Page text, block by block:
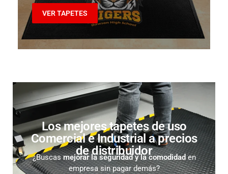
VER TAPETES
Los mejores tapetes de uso
Comercial e Industrial a precios
de distribuidor
¿Buscasmejorar la seguridad y la comodidaden
empresa sin pagar demás?